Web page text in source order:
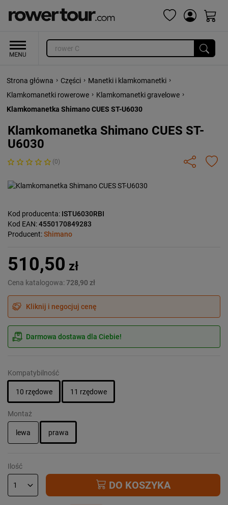
Strona główna › Części › Manetki i klamkomanetki ›
Klamkomanetki rowerowe › Klamkomanetki gravelowe ›
Klamkomanetka Shimano CUES ST-U6030
Klamkomanetka Shimano CUES ST-
U6030
(0)
Kod producenta: ISTU6030RBI
Kod EAN:4550170849283
Producent:Shimano
510,50 zł
Cena katalogowa: 728,90 zł
Kliknij i negocjuj cenę
Darmowa dostawa dla Ciebie!
Kompatybilność
10 rzędowe 11 rzędowe
Montaż
lewa prawa
Ilość
DO KOSZYKA